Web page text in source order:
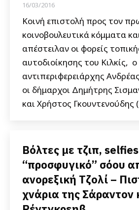
16/03/2016
Κοινή επιστολή προς τον
κοινοβουλευτικά κόμματα
απέστειλαν οι φορείς
αυτοδιοίκησης του Κιλκίς, ο
αντιπεριφερειάρχης
οι δήμαρχοι Δημήτρης
και Χρήστος Γκουντενούδης
Βόλτες με τζιπ,
“προσφυγικό” σόου
ανορεξική Τζολί –
χνάρια της Σάραντον